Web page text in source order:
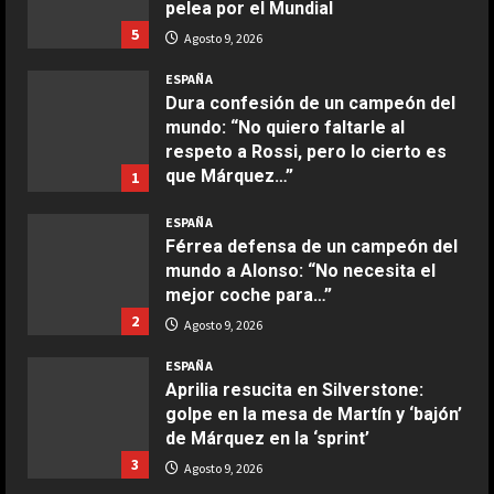
5
pelea por el Mundial
Agosto 9, 2026
1
ESPAÑA
Dura confesión de un campeón del
mundo: “No quiero faltarle al
respeto a Rossi, pero lo cierto es
que Márquez…”
2
ESPAÑA
Férrea defensa de un campeón del
mundo a Alonso: “No necesita el
mejor coche para…”
Agosto 9, 2026
3
ESPAÑA
Aprilia resucita en Silverstone:
golpe en la mesa de Martín y ‘bajón’
de Márquez en la ‘sprint’
Agosto 9, 2026
COCINA
Ensalada de habas y alcachofas con
langostinos
Giugno 20, 2026
Ensalada de espinacas deliciosa
COCINA
Boquerones fritos en freidora de
aire
Aprile 24, 2026
Osimhen la lía ante el Villarreal: le
tienen que sujetar entre varios
para que no llegue a las manos
Agosto 9, 2026
DEPORTES
El PSV se la pega en el debut
Agosto 9, 2026
DEPORTES
Elanga, retirado en camilla tras una